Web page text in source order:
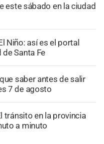
este sábado en la ciudad
Niño: así es el portal
Santa Fe
saber antes de salir
7 de agosto
tránsito en la provincia
a minuto